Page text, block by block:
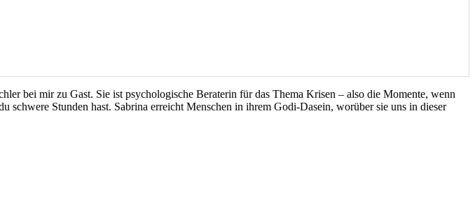
bei mir zu Gast. Sie ist psychologische Beraterin für das Thema Krisen – also die Momente, wenn
Stunden hast. Sabrina erreicht Menschen in ihrem Godi-Dasein, worüber sie uns in dieser